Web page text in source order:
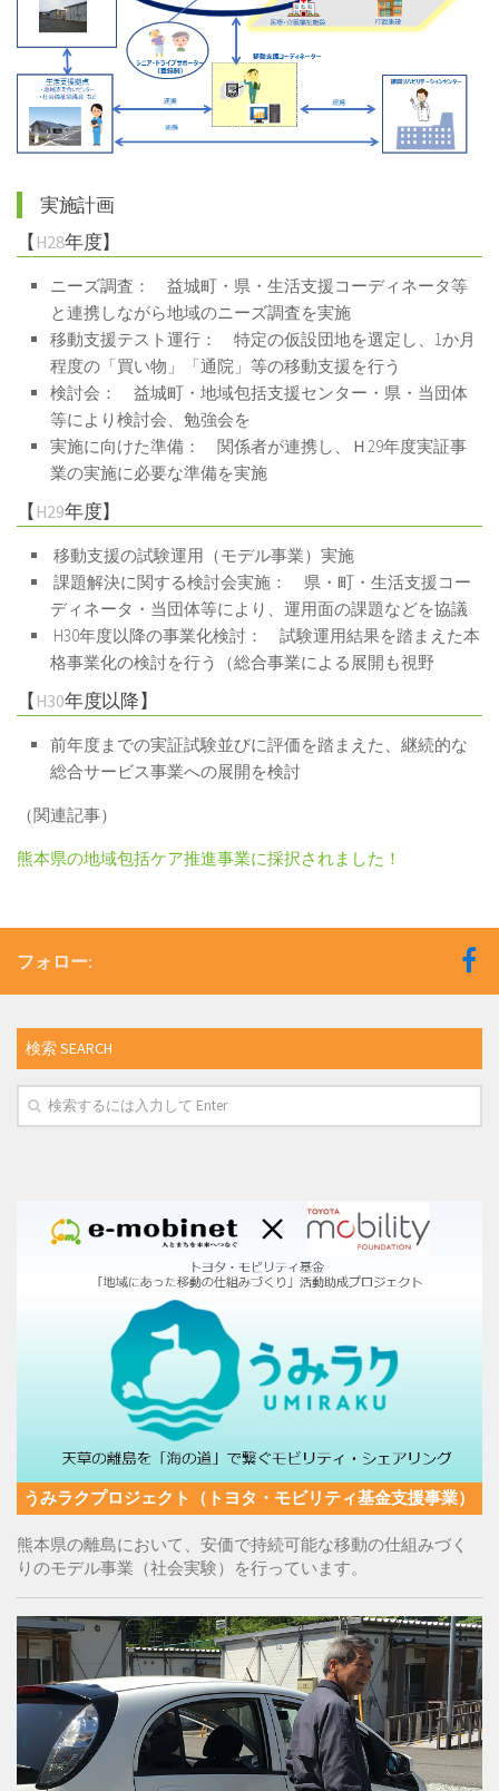
実施計画
【 H28年度】
ニーズ調査： 益城町・県・生活支援コーディネータ等
と連携しながら地域のニーズ調査を実施
移動支援テスト運行： 特定の仮設団地を選定し、 1か月
程度の「買い物」「通院」等の移動支援を行う
検討会： 益城町・地域包括支援センター・県・当団体
等により検討会、勉強会を
実施に向けた準備： 関係者が連携し、Ｈ29年度実証事
業の実施に必要な準備を実施
【 H29年度】
移動支援の試験運用（モデル事業）実施
課題解決に関する検討会実施： 県・町・生活支援コー
ディネータ・当団体等により、運用面の課題などを協議
H30年度以降の事業化検討： 試験運用結果を踏まえた本
格事業化の検討を行う（総合事業による展開も視野
【 H30年度以降】
前年度までの実証試験並びに評価を踏まえた、継続的な
総合サービス事業への展開を検討
（関連記事）
熊本県の地域包括ケア推進事業に採択されました！
フォロー:
検索 SEARCH
うみラクプロジェクト（トヨタ・モビリティ基金支援事業）
熊本県の離島において、安価で持続可能な移動の仕組みづく
りのモデル事業（社会実験）を行っています。